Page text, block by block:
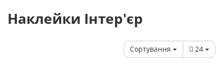
Наклейки Інтер'єр
Сортування 24